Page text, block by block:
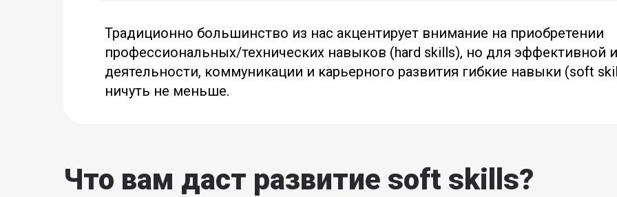
Традиционно большинство из нас акцентирует внимание на приобретении
профессиональных/технических навыков (hard skills), но для эффективной
деятельности, коммуникации и карьерного развития гибкие навыки (soft
ничуть не меньше.
Что вам даст развитие soft skills?